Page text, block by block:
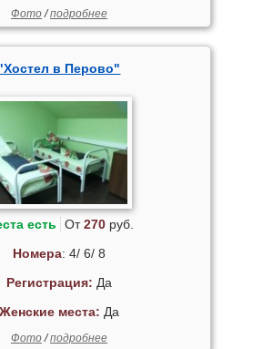
Фото/подробнее
в Перово"
есть От270руб.
Номера: 4/ 6/ 8
Регистрация: Да
Женские места: Да
Фото/подробнее